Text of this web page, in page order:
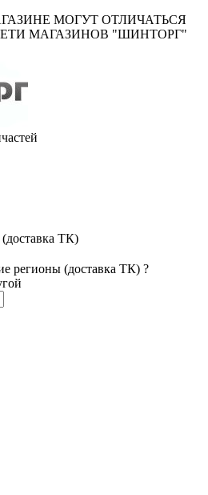
МОГУТ ОТЛИЧАТЬСЯ
МАГАЗИНОВ "ШИНТОРГ"
ТК)
регионы (доставка ТК) ?